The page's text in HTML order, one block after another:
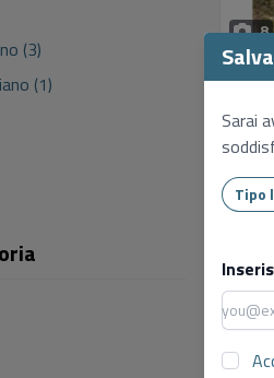
(3)
(1)
8
Sarai